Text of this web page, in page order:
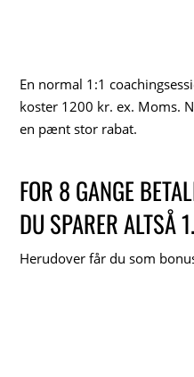
En normal 1:1
koster 1200 kr. ex. Moms.
en pænt stor rabat.
FOR 8 GANGE
DU SPARER ALTSÅ
Herudover får du som